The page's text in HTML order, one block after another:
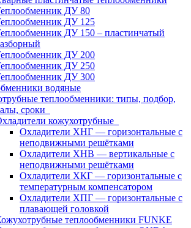
ДУ 80
ДУ 125
ДУ 150 – пластинчатый
ДУ 200
ДУ 250
ДУ 300
водяные
теплообменники: типы, подбор,
сроки
кожухотрубные
Охладители ХНГ — горизонтальные с
неподвижными решётками
Охладители ХНВ — вертикальные с
неподвижными решётками
Охладители ХКГ — горизонтальные с
температурным компенсатором
Охладители ХПГ — горизонтальные с
плавающей головкой
теплообменники FUNKE